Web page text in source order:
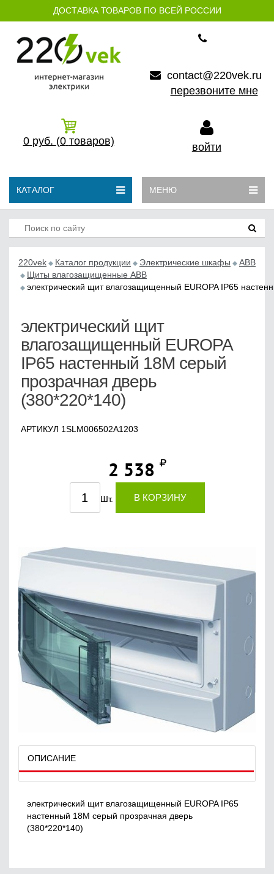
ДОСТАВКА ТОВАРОВ ПО ВСЕЙ РОССИИ
contact@220vek.ru
перезвоните мне
0 руб. (0 товаров) войти
КАТАЛОГ МЕНЮ
220vek Каталог продукции Электрические шкафы
ABB
Щиты влагозащищенные ABB
электрический щит влагозащищенный EUROPA IP65
электрический щит
влагозащищенный EUROPA
IP65 настенный 18М серый
прозрачная дверь
(380*220*140)
АРТИКУЛ 1SLM006502A1203
2 538
Шт. В КОРЗИНУ
ОПИСАНИЕ
электрический щит влагозащищенный EUROPA IP65
настенный 18М серый прозрачная дверь
(380*220*140)